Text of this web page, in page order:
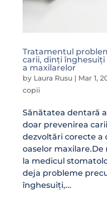
Tratamentul
carii, dinți înghesuiți
a maxilarelor
by Laura Rusu| Mar 1,
copii
Sănătatea dentară
doar prevenirea
dezvoltări corecte a
oaselor
la medicul
deja probleme
înghesuiți,...